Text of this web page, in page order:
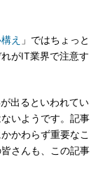
え 」ではちょっと
がIT業界で注意す
出るといわれてい
いようです。記事
かわらず重要なこ
さんも、この記事